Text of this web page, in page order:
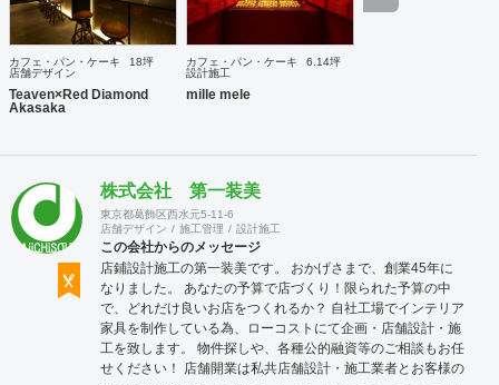
ります。さらに、店舗のプレスリリースの作成・発送や、
SNS管理など、メディア面でのサポートも行っております。
また、環境に配慮したインテリアデザインを得意としており
ます。弊社では、店舗を作って終わりではなく、その後も地
域や環境と気持ち良く共存していける店舗を創造することが
カフェ・パン・ケーキ
18坪
店舗デザイン
Teaven×Red Diamond
Akasaka
カフェ・パン・ケーキ
6.14坪
設計施工
mille mele
株式会社 第一装美
東京都葛飾区西水元5-11-6
店舗デザイン
施工管理 設計施工
この会社からのメッセージ
店鋪設計施工の第一装美です。 おかげさまで、創業45年に
なりました。 あなたの予算で店づくり！限られた予算の中
で、どれだけ良いお店をつくれるか？ 自社工場でインテリア
家具を制作している為、ローコストにて企画・店舗設計・施
工を致します。 物件探しや、各種公的融資等のご相談もお任
せください！ 店舗開業は私共店舗設計・施工業者とお客様の